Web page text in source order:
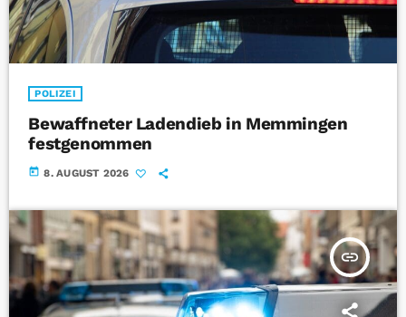
POLIZEI
Bewaffneter Ladendieb in Memmingen
festgenommen
today 8. AUGUST 2026
insert_link